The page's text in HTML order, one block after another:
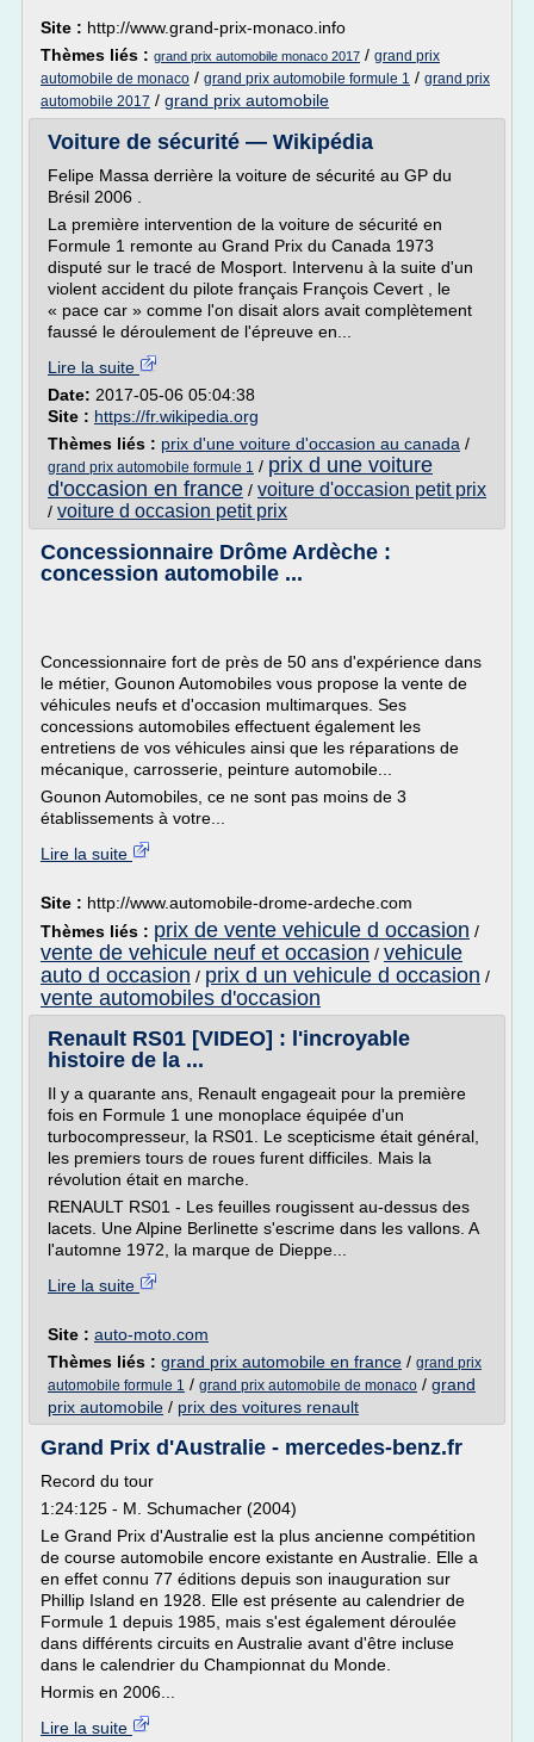
Site : http://www.grand-prix-monaco.info
Thèmes liés : grand prix automobile monaco 2017 / grand prix
automobile de monaco / grand prix automobile formule 1 / grand prix
automobile 2017 / grand prix automobile
Voiture de sécurité — Wikipédia
Felipe Massa derrière la voiture de sécurité au GP du
Brésil 2006 .
La première intervention de la voiture de sécurité en
Formule 1 remonte au Grand Prix du Canada 1973
disputé sur le tracé de Mosport. Intervenu à la suite d'un
violent accident du pilote français François Cevert , le
« pace car » comme l'on disait alors avait complètement
faussé le déroulement de l'épreuve en...
Lire la suite
Date: 2017-05-06 05:04:38
Site : https://fr.wikipedia.org
Thèmes liés : prix d'une voiture d'occasion au canada /
grand prix automobile formule 1 / prix d une voiture
d'occasion en france / voiture d'occasion petit prix
/ voiture d occasion petit prix
Concessionnaire Drôme Ardèche :
concession automobile ...
Concessionnaire fort de près de 50 ans d'expérience dans
le métier, Gounon Automobiles vous propose la vente de
véhicules neufs et d'occasion multimarques. Ses
concessions automobiles effectuent également les
entretiens de vos véhicules ainsi que les réparations de
mécanique, carrosserie, peinture automobile...
Gounon Automobiles, ce ne sont pas moins de 3
établissements à votre...
Lire la suite
Site : http://www.automobile-drome-ardeche.com
Thèmes liés : prix de vente vehicule d occasion /
vente de vehicule neuf et occasion / vehicule
auto d occasion / prix d un vehicule d occasion /
vente automobiles d'occasion
Renault RS01 [VIDEO] : l'incroyable
histoire de la ...
Il y a quarante ans, Renault engageait pour la première
fois en Formule 1 une monoplace équipée d'un
turbocompresseur, la RS01. Le scepticisme était général,
les premiers tours de roues furent difficiles. Mais la
révolution était en marche.
RENAULT RS01 - Les feuilles rougissent au-dessus des
lacets. Une Alpine Berlinette s'escrime dans les vallons. A
l'automne 1972, la marque de Dieppe...
Lire la suite
Site : auto-moto.com
Thèmes liés : grand prix automobile en france / grand prix
automobile formule 1 / grand prix automobile de monaco / grand
prix automobile / prix des voitures renault
Grand Prix d'Australie - mercedes-benz.fr
Record du tour
1:24:125 - M. Schumacher (2004)
Le Grand Prix d'Australie est la plus ancienne compétition
de course automobile encore existante en Australie. Elle a
en effet connu 77 éditions depuis son inauguration sur
Phillip Island en 1928. Elle est présente au calendrier de
Formule 1 depuis 1985, mais s'est également déroulée
dans différents circuits en Australie avant d'être incluse
dans le calendrier du Championnat du Monde.
Hormis en 2006...
Lire la suite